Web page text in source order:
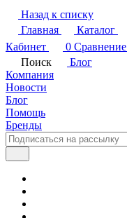
Назад к списку
Главная
Каталог
Кабинет
0 Сравнение
Поиск
Блог
Компания
Новости
Блог
Помощь
Бренды